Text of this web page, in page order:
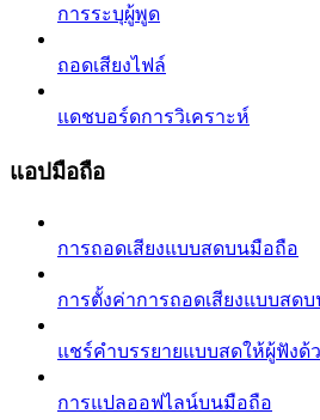
การระบุผู้พูด
ถอดเสียงไฟล์
แดชบอร์ดการวิเคราะห์
แอปมือถือ
การถอดเสียงแบบสดบนมือถือ
การตั้งค่าการถอดเสียงแบบสด
แชร์คำบรรยายแบบสดให้ผู้ฟังด้
การแปลออฟไลน์บนมือถือ